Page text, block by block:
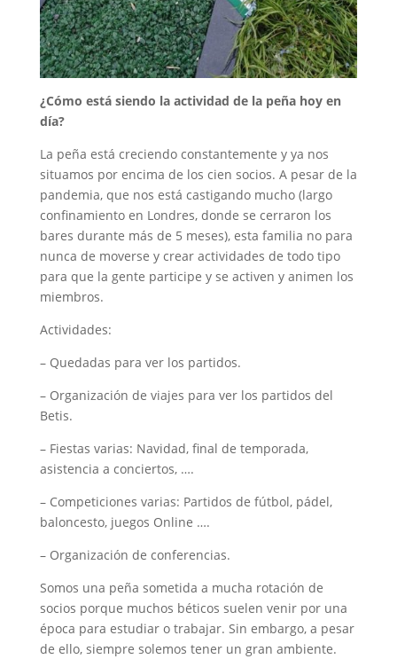
¿Cómo está siendo la actividad de la peña hoy en
día?
La peña está creciendo constantemente y ya nos
situamos por encima de los cien socios. A pesar de la
pandemia, que nos está castigando mucho (largo
confinamiento en Londres, donde se cerraron los
bares durante más de 5 meses), esta familia no para
nunca de moverse y crear actividades de todo tipo
para que la gente participe y se activen y animen los
miembros.
Actividades:
– Quedadas para ver los partidos.
– Organización de viajes para ver los partidos del
Betis.
– Fiestas varias: Navidad, final de temporada,
asistencia a conciertos, ….
– Competiciones varias: Partidos de fútbol, pádel,
baloncesto, juegos Online ….
– Organización de conferencias.
Somos una peña sometida a mucha rotación de
socios porque muchos béticos suelen venir por una
época para estudiar o trabajar. Sin embargo, a pesar
de ello, siempre solemos tener un gran ambiente.